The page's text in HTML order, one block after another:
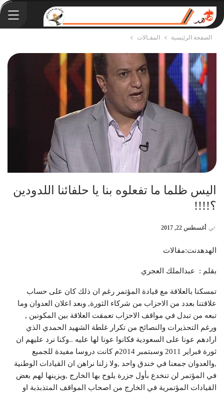
الصفحة الرئيسية المقـالات
اليس ظلما ما تفعلوه بنا يا حلفائنا اللدودين
؟!!!!
في أغسطس 22, 2017
الهدهدنت:مقالات
بقلم : عبدالملك العجري
تمسكنا بالعلاقة مع قيادة المؤتمر رغم ان ذلك كان على حساب
علاقتنا بعدد من الاحزاب من شركاء الثورة, وبعد اعلان العدوان وما
تبعه من تبدل في مواقف الاحزاب تعمقت العلاقة بين المكونين ,
ورغم التحذيرات والنصائح من تكرار غلطة الشهيد الحمدي الذي
ارادهم عونا على السعودية فكانوا عونا لها عليه ..وكنا نرد عليهم ان
ثورة فبراير 2011 وسبتمبر 2014م كانت دروسا مفيدة للجميع
,والعدوان جمعنا في خندق واحد ,ولا زلنا نراهن ان القيادات الوطنية
في المؤتمر لن تنخدع بأول جزرة يلوح بها الخارج ,ويزينها لهم بعض
القيادات المؤتمرية في الخارج من اصحاب المواقف المتذبذبة او